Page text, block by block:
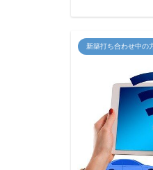
新築打ち合わせ中の